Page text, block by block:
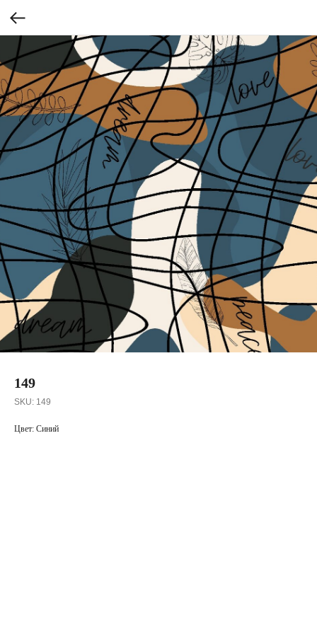
149
SKU: 149
Цвет: Синий